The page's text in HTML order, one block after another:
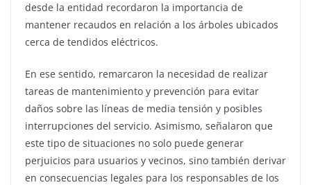
desde la entidad recordaron la importancia de
mantener recaudos en relación a los árboles ubicados
cerca de tendidos eléctricos.
En ese sentido, remarcaron la necesidad de realizar
tareas de mantenimiento y prevención para evitar
daños sobre las líneas de media tensión y posibles
interrupciones del servicio. Asimismo, señalaron que
este tipo de situaciones no solo puede generar
perjuicios para usuarios y vecinos, sino también derivar
en consecuencias legales para los responsables de los